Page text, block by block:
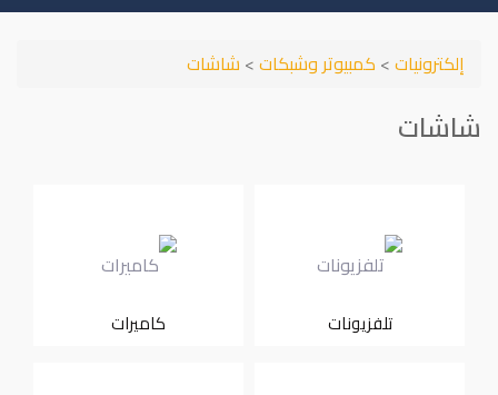
إلكترونيات> كمبيوتر وشبكات> شاشات
شاشات
تلفزيونات كاميرات